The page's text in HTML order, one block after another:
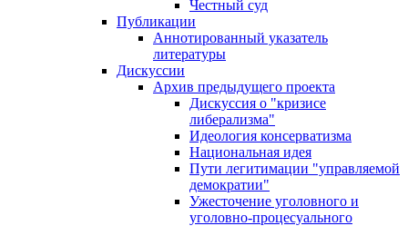
Честный суд
Публикации
Аннотированный указатель
литературы
Дискуссии
Архив предыдущего проекта
Дискуссия о "кризисе
либерализма"
Идеология консерватизма
Национальная идея
Пути легитимации "управляемой
демократии"
Ужесточение уголовного и
уголовно-процесуального